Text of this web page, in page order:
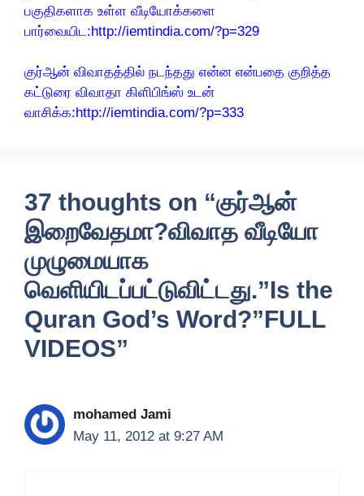
பகுதிகளாக உள்ள வீடியோக்களை
பார்வையிட:http://iemtindia.com/?p=329
குர்ஆன் விவாதத்தில் நடந்தது என்ன என்பதை குறித்த
கட்டுரை விவாதா கிளிபிங்ஸ் உடன்
வாசிக்க:http://iemtindia.com/?p=333
37 thoughts on “குர்ஆன்
இறைவேதமா?விவாத வீடியோ
முழுமையாக
வெளியிடப்பட்டுவிட்டது.”Is the
Quran God’s Word?”FULL
VIDEOS”
mohamed Jami
May 11, 2012 at 9:27 AM